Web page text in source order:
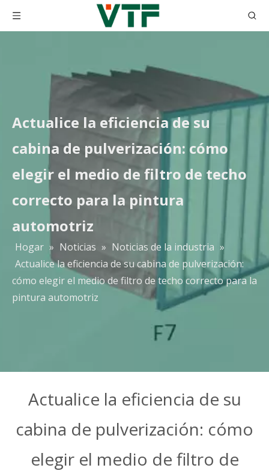
Actualice la eficiencia de su
cabina de pulverización: cómo
elegir el medio de filtro de techo
correcto para la pintura
automotriz
Hogar » Noticias » Noticias de la industria »
Actualice la eficiencia de su cabina de pulverización:
cómo elegir el medio de filtro de techo correcto para la
pintura automotriz
Actualice la eficiencia de su
cabina de pulverización: cómo
elegir el medio de filtro de